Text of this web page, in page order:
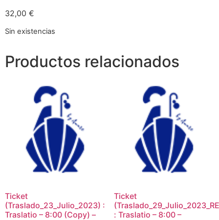
32,00 €
Sin existencias
Productos relacionados
Ticket
(Traslado_23_Julio_2023) :
Traslatio – 8:00 (Copy) –
Ticket
: Traslatio – 8:00 –